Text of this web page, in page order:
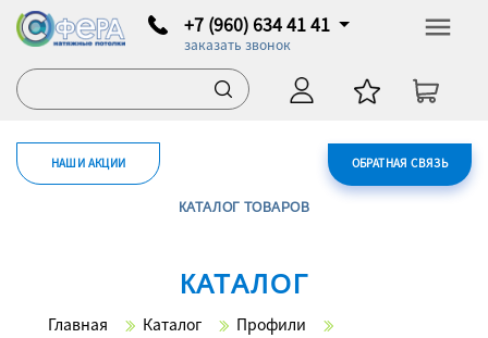
+7 (960) 634 41 41
заказать звонок
ОБРАТНАЯ СВЯЗЬ
НАШИ АКЦИИ
КАТАЛОГ ТОВАРОВ
КАТАЛОГ
Главная Каталог
Профили